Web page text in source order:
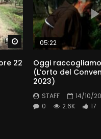
Watch Later
22
05:22
Oggi
(L’orto del
2023)
STAFF
14/10/
0
2.6K 17